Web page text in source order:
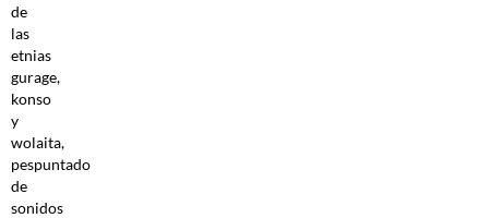
de
las
etnias
gurage,
konso
y
wolaita,
pespuntado
de
sonidos